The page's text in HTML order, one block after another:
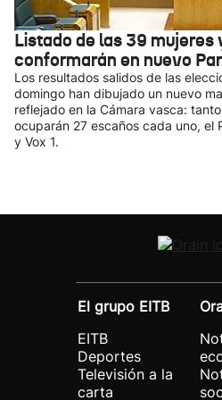
Listado de las 39 mujeres
conformarán en nuevo
Los resultados salidos de las
domingo han dibujado un nuevo
reflejado en la Cámara vasca:
ocuparán 27 escaños cada uno, el
y Vox 1.
El grupo EITB
EITB
Deportes
Televisión a la
carta